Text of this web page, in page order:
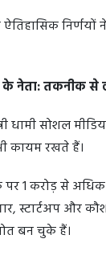
नेता: तकनीक से
धामी सोशल
कायम रखते हैं।
1 करोड़ से अधिक
स्टार्टअप और
बन चुके हैं।